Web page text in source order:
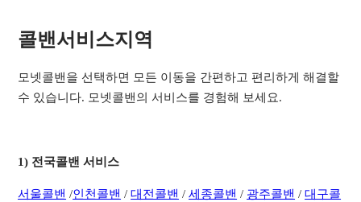
콜밴서비스지역​
모넷콜밴을 선택하면 모든 이동을 간편하고 편리하게 해결할
수 있습니다. 모넷콜밴의 서비스를 경험해 보세요.
1) 전국콜밴 서비스
서 울콜밴 /인천콜밴 /대전콜밴 /세종콜밴 / 광주콜밴 /대구콜